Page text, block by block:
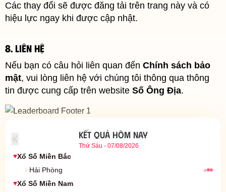
Các thay đổi sẽ được đăng tải trên trang này và có
hiệu lực ngay khi được cập nhật.
8. Liên hệ
Nếu bạn có câu hỏi liên quan đến Chính sách bảo
mật, vui lòng liên hệ với chúng tôi thông qua thông
tin được cung cấp trên website Số Ông Địa.
KẾT QUẢ HÔM NAY
Thứ Sáu - 07/08/2026
Xổ Số Miền Bắc
Kết quả xổ số
Hải Phòng
Xổ Số Miền Nam